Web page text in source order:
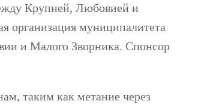
Крупней, Любовией и
организация муниципалитета
и Малого Зворника. Спонсор
таким как метание через